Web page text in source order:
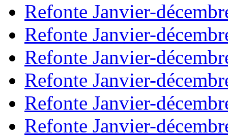
Refonte Janvier-
Refonte Janvier-
Refonte Janvier-
Refonte Janvier-
Refonte Janvier-
Refonte Janvier-